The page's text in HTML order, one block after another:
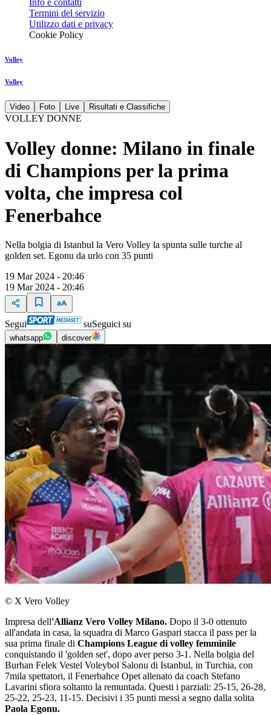
Info e contatti
Termini del servizio
Utilizzo dati e privacy
Cookie Policy
Volley
Volley
Video Foto Live Risultati e Classifiche
VOLLEY DONNE
Volley donne: Milano in finale
di Champions per la prima
volta, che impresa col
Fenerbahce
Nella bolgia di Istanbul la Vero Volley la spunta sulle turche al
golden set. Egonu da urlo con 35 punti
19 Mar 2024 - 20:46
19 Mar 2024 - 20:46
Segui suSeguici su
whatsapp discover
© X Vero Volley
Impresa dell'Allianz Vero Volley Milano. Dopo il 3-0 ottenuto
all'andata in casa, la squadra di Marco Gaspari stacca il pass per la
sua prima finale di Champions League di volley femminile
conquistando il 'golden set', dopo aver perso 3-1. Nella bolgia del
Burhan Felek Vestel Voleybol Salonu di Istanbul, in Turchia, con
7mila spettatori, il Fenerbahce Opet allenato da coach Stefano
Lavarini sfiora soltanto la remuntada. Questi i parziali: 25-15, 26-28,
25-22, 25-23, 11-15. Decisivi i 35 punti messi a segno dalla solita
Paola Egonu.